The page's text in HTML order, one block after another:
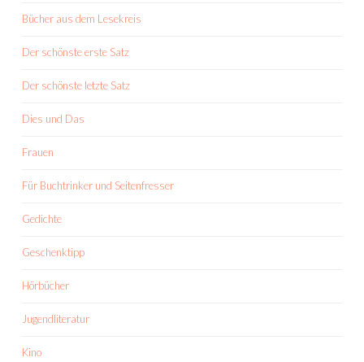
Bücher aus dem Lesekreis
Der schönste erste Satz
Der schönste letzte Satz
Dies und Das
Frauen
Für Buchtrinker und Seitenfresser
Gedichte
Geschenktipp
Hörbücher
Jugendliteratur
Kino